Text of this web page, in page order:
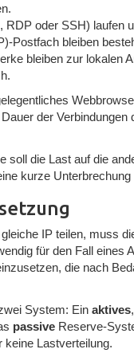
RDP oder SSH) laufen
Postfach bleiben
bleiben zur lokalen
der
soll die Last auf die
kurze
IP teilen, muss
für den Fall
die nach
System: Ein aktives
passive Reserve-
keine Lastverteilung.